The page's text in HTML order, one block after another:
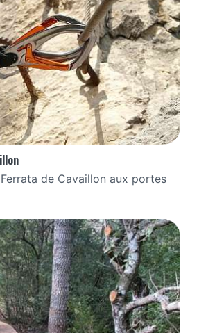
de Cavaillon aux portes